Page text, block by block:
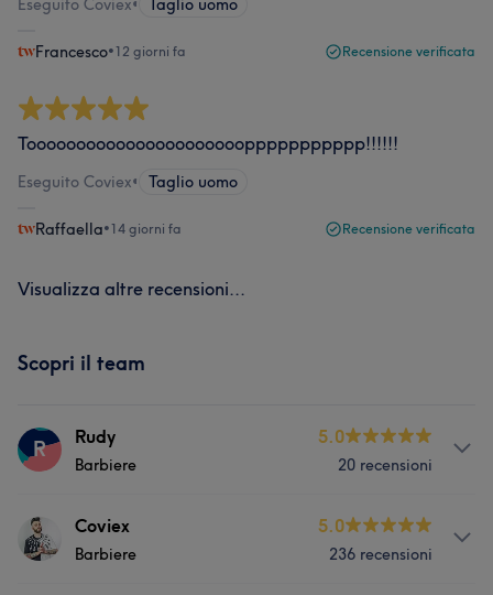
Eseguito Coviex• Taglio uomo
Francesco•12 giorni fa Recensione verificata
Tooooooooooooooooooooooppppppppppp!!!!!!
Eseguito Coviex• Taglio uomo
Raffaella•14 giorni fa Recensione verificata
Visualizza altre recensioni...
Scopri il team
R Rudy
Barbiere
5.0
20 recensioni
Servizi Coviex
Barbiere
5.0
236 recensioni